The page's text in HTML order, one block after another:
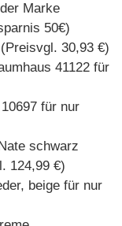
Marke
50€)
30,93 €)
41122 für
für nur
schwarz
124,99 €)
beige für nur